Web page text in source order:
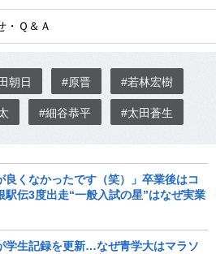
・Ｑ＆Ａ
朝日 #原晋 #若林宏樹
#細谷恭平 #太田蒼生
くなかったです（笑）」卒業後はコ
伝3度出走“一般入試の星”はなぜ実業
学生記録を更新…なぜ青学大はマラソ